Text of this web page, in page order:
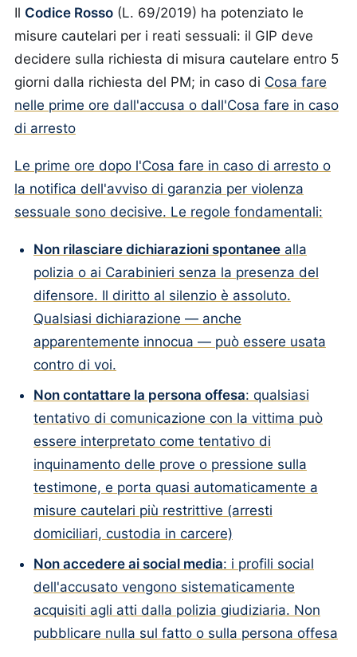
Il Codice Rosso (L. 69/2019) ha potenziato le
misure cautelari per i reati sessuali: il GIP deve
decidere sulla richiesta di misura cautelare entro 5
giorni dalla richiesta del PM; in caso di Cosa fare
nelle prime ore dall'accusa o dall'Cosa fare in caso
di arresto
Le prime ore dopo l'Cosa fare in caso di arresto o
la notifica dell'avviso di garanzia per violenza
sessuale sono decisive. Le regole fondamentali:
Non rilasciare dichiarazioni spontanee alla
polizia o ai Carabinieri senza la presenza del
difensore. Il diritto al silenzio è assoluto.
Qualsiasi dichiarazione — anche
apparentemente innocua — può essere usata
contro di voi.
Non contattare la persona offesa: qualsiasi
tentativo di comunicazione con la vittima può
essere interpretato come tentativo di
inquinamento delle prove o pressione sulla
testimone, e porta quasi automaticamente a
misure cautelari più restrittive (arresti
domiciliari, custodia in carcere)
Non accedere ai social media: i profili social
dell'accusato vengono sistematicamente
acquisiti agli atti dalla polizia giudiziaria. Non
pubblicare nulla sul fatto o sulla persona offesa